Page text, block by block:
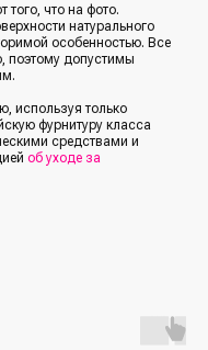
того, что на фото.
натурального
особенностью. Все
поэтому допустимы
используя только
фурнитуру класса
средствами и
об уходе за